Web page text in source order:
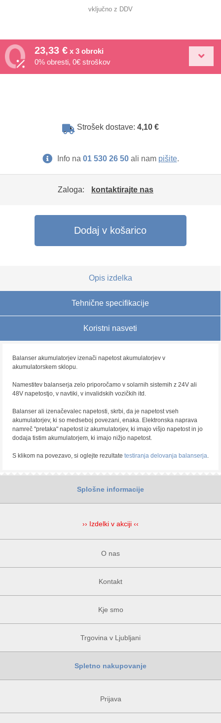
vključno z DDV
23,33 € x 3 obroki
0% obresti, 0€ stroškov
Strošek dostave: 4,10 €
Info na 01 530 26 50ali nam pišite.
Zaloga: kontaktirajte nas
Dodaj v košarico
Opis izdelka
Tehnične specifikacije
Koristni nasveti
Balanser akumulatorjev izenači napetost akumulatorjev v
akumulatorskem sklopu.
Namestitev balanserja zelo priporočamo v solarnih sistemih z 24V ali
48V napetostjo, v navtiki, v invalidskih vozičkih itd.
Balanser ali izenačevalec napetosti, skrbi, da je napetost vseh
akumulatorjev, ki so medseboj povezani, enaka. Elektronska naprava
namreč "pretaka" napetost iz akumulatorjev, ki imajo višjo napetost in jo
dodaja tistim akumulatorjem, ki imajo nižjo napetost.
S klikom na povezavo, si oglejte rezultate testiranja delovanja balanserja.
Splošne informacije
›› Izdelki v akciji ‹‹
O nas
Kontakt
Kje smo
Trgovina v Ljubljani
Spletno nakupovanje
Prijava